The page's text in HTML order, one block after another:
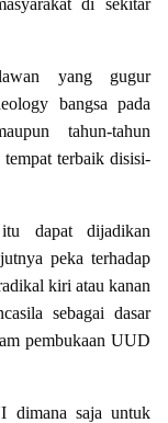
yang gugur
bangsa pada
tahun-tahun
tempat terbaik disisi-
dapat dijadikan
peka terhadap
kiri atau kanan
sebagai dasar
pembukaan UUD
dimana saja untuk